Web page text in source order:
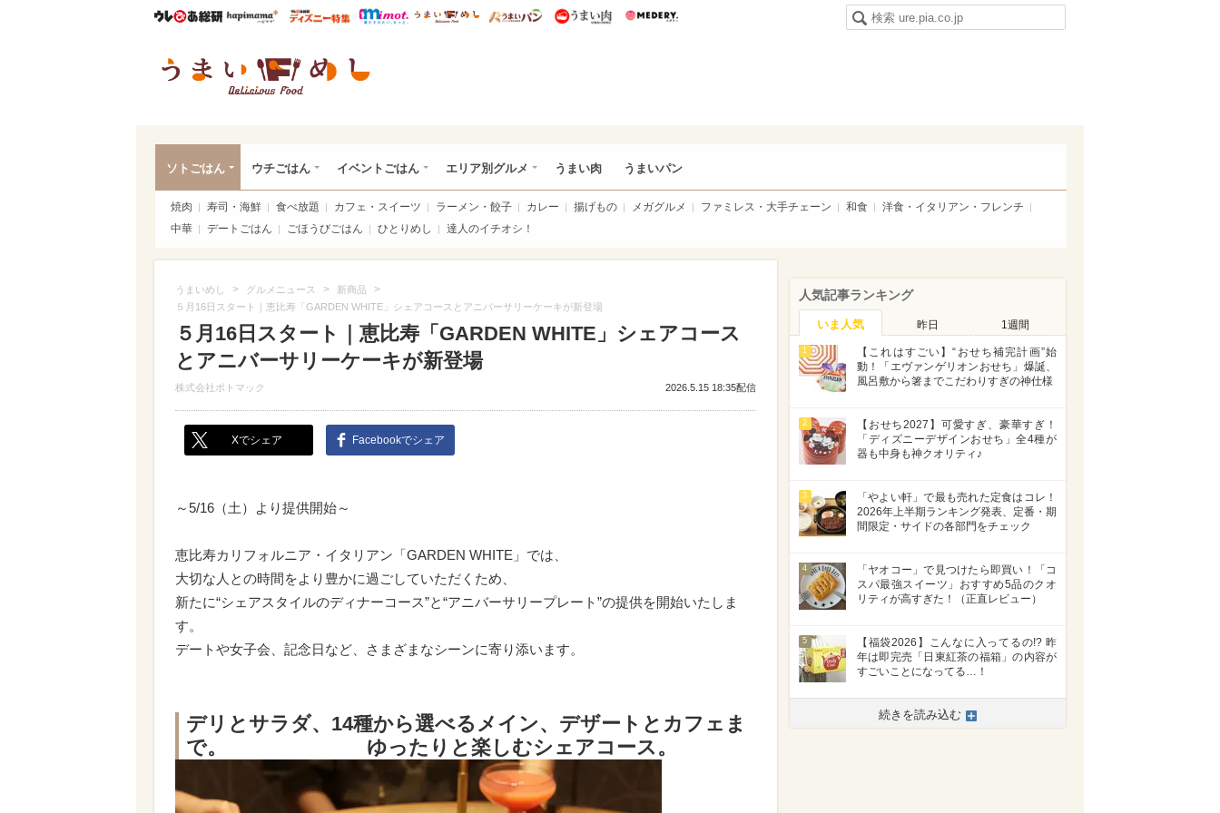
ウレぴあ総研ハピママ* ウレぴあ総研 ディズニー特集
mimot. うまいめし うまいパン うまい肉
ソトごはん ウチごはん イベントごはん エリア別グルメ うまい肉 うまいパン
焼肉 寿司・海鮮 食べ放題 カフェ・スイーツ ラーメン・餃子 カレー 揚げもの メガグルメ ファミレス・大手チェーン 和食
洋食・イタリアン・フレンチ
中華
デートごはん ごほうびごはん ひとりめし 達人のイチオシ！
うまいめし > グルメニュース > 新商品 >
５月16日スタート｜恵比寿「GARDEN WHITE」シェアコースとアニバーサリーケーキが新登場
５月16日スタート｜恵比寿「GARDEN WHITE」シェアコース
とアニバーサリーケーキが新登場
株式会社ポトマック 2026.5.15 18:35配信
Xでシェア Facebookでシェア
～5/16（土）より提供開始～
恵比寿カリフォルニア・イタリアン「GARDEN WHITE」では、
大切な人との時間をより豊かに過ごしていただくため、
新たに“シェアスタイルのディナーコース”と“アニバーサリープレート”の提供を開始いたしま
す。
デートや女子会、記念日など、さまざまなシーンに寄り添います。
デリとサラダ、14種から選べるメイン、デザートとカフェま
で。 ゆったりと楽しむシェアコース。
人気記事ランキング
いま人気 昨日 1週間
1
【これはすごい】“おせち補完計画”始
動！「エヴァンゲリオンおせち」爆誕、
風呂敷から箸までこだわりすぎの神仕様
2
【おせち2027】可愛すぎ、豪華すぎ！
「ディズニーデザインおせち」全4種が
器も中身も神クオリティ♪
3
「やよい軒」で最も売れた定食はコレ！
2026年上半期ランキング発表、定番・期
間限定・サイドの各部門をチェック
4
「ヤオコー」で見つけたら即買い！「コ
スパ最強スイーツ」おすすめ5品のクオ
リティが高すぎた！（正直レビュー）
5
【福袋2026】こんなに入ってるの!? 昨
年は即完売「日東紅茶の福箱」の内容が
すごいことになってる…！
続きを読み込む